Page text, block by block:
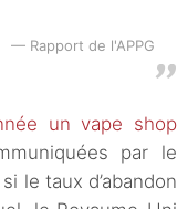
Rapport de l'APPG
un vape shop
par le
le taux d’abandon